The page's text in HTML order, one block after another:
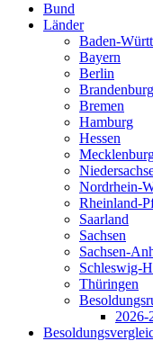
Bund
Länder
Baden-
Bayern
Berlin
Brandenburg
Bremen
Hamburg
Hessen
Nordrhein-
Rheinland-
Saarland
Sachsen
Sachsen-
Schleswig-
Thüringen
2026-